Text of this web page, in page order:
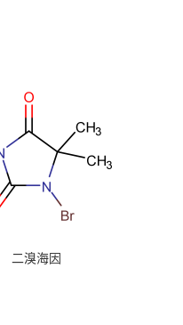
二溴海因